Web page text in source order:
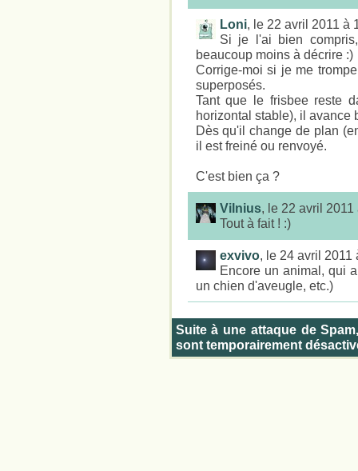
Loni, le 22 avril 2011 à
Si je l'ai bien
beaucoup moins à décrire :)
Corrige-moi si je me
superposés.
Tant que le frisbee reste
horizontal stable), il avance
Dès qu'il change de plan
il est freiné ou renvoyé.
C'est bien ça ?
Vilnius, le 22 avril 2011
Tout à fait ! :)
exvivo, le 24 avril 2011
Encore un animal, qui
un chien d'aveugle, etc.)
Suite à une attaque de
sont temporairement